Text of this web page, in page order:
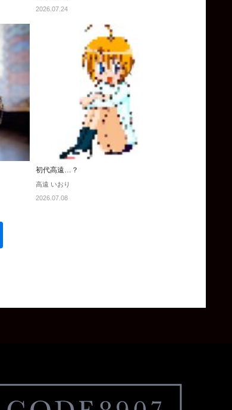
2026.07.24
初代高遠…？
高遠 いおり
2026.07.08